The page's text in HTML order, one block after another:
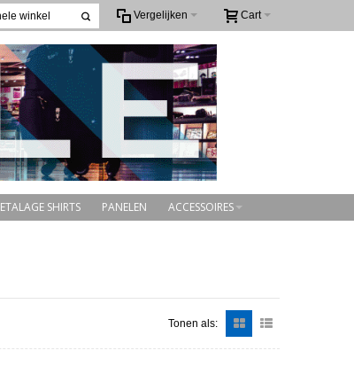
Cart
Vergelijken
ETALAGE SHIRTS PANELEN ACCESSOIRES
Tonen als: